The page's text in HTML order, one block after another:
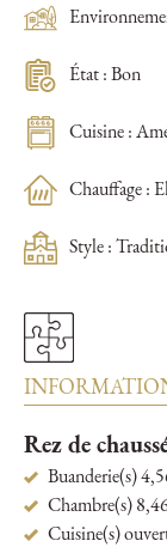
État : Bon
Cuisine :
Chauffage :
Style :
Rez de
Buanderie(s)
Chambre(s)
Cuisine(s)